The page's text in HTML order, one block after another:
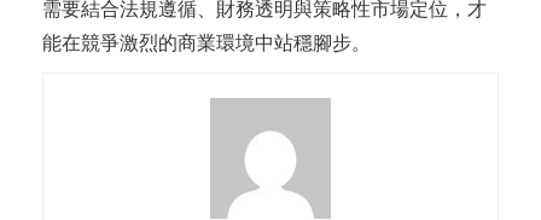
需要結合法規遵循、財務透明與策略性市場定位，才
能在競爭激烈的商業環境中站穩腳步。